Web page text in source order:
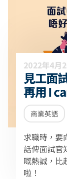
2022年4月
見工面
再用 I
商業英語
求職時，要
話俾面試官
嘅熱誠，比
啦！